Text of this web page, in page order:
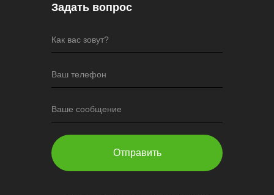
Как вас зовут?
Ваш телефон
Ваше сообщение
Отправить
Задать вопрос